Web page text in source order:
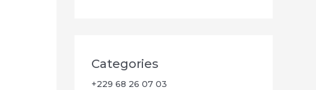
Categories
+229 68 26 07 03